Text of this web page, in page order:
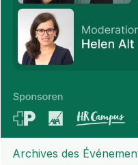
Archives des